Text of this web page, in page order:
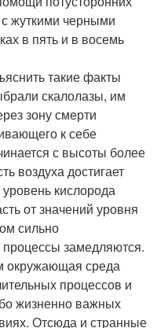
жуткими черными
в пять и в восемь
такие факты
скалолазы, им
зону смерти
к себе
с высоты более
воздуха достигает
кислорода
от значений уровня
сильно
замедляются.
окружающая среда
процессов и
жизненно важных
Отсюда и странные